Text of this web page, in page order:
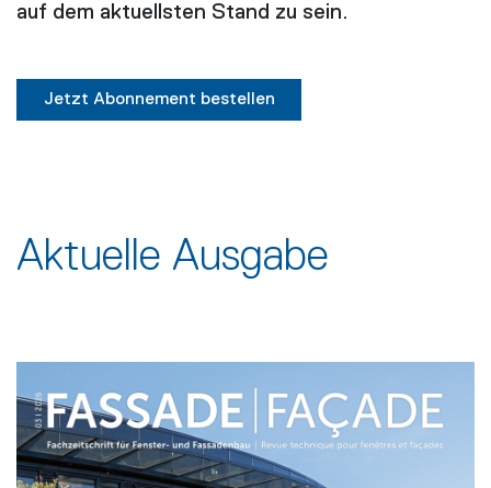
auf dem aktuellsten Stand zu sein.
Jetzt Abonnement bestellen
Aktuelle Ausgabe